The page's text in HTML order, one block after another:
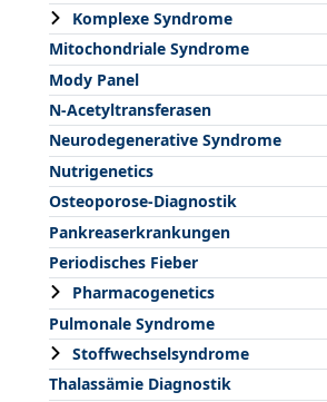
Komplexe Syndrome
Mitochondriale Syndrome
Mody Panel
N-Acetyltransferasen
Neurodegenerative Syndrome
Nutrigenetics
Osteoporose-Diagnostik
Pankreaserkrankungen
Periodisches Fieber
Pharmacogenetics
Pulmonale Syndrome
Stoffwechselsyndrome
Thalassämie Diagnostik